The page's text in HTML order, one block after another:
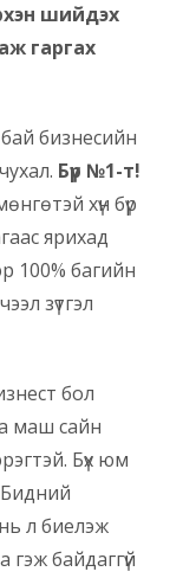
шийдэх
гаргах
бизнесийн
Бүр №1-т!
хүн бүр
ярихад
100% багийн
зүтгэл
бол
маш сайн
Бүх юм
Бидний
л биелэж
гэж байдаггүй